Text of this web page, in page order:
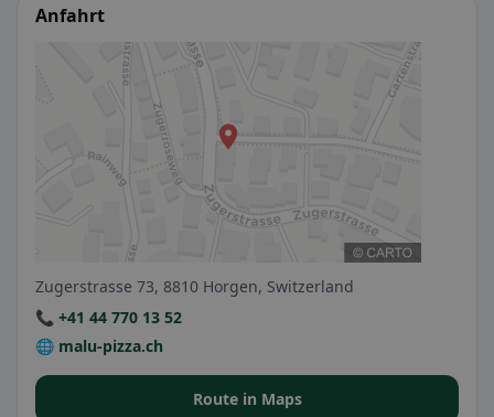
Anfahrt
Zugerstrasse 73, 8810 Horgen, Switzerland
📞 +41 44 770 13 52
🌐 malu-pizza.ch
Route in Maps